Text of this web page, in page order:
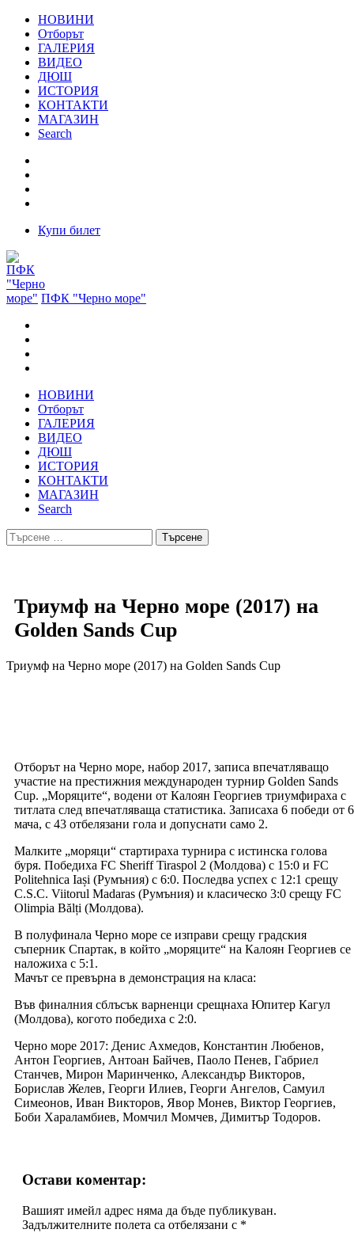
НОВИНИ
Отборът
ГАЛЕРИЯ
ВИДЕО
ДЮШ
ИСТОРИЯ
КОНТАКТИ
МАГАЗИН
Search
Купи билет
ПФК "Черно море"
НОВИНИ
Отборът
ГАЛЕРИЯ
ВИДЕО
ДЮШ
ИСТОРИЯ
КОНТАКТИ
МАГАЗИН
Search
Търсене
за:
Триумф на Черно море (2017) на
Golden Sands Cup
Триумф на Черно море (2017) на Golden Sands Cup
Отборът на Черно море, набор 2017, записа впечатляващо
участие на престижния международен турнир Golden Sands
Cup. „Моряците“, водени от Калоян Георгиев триумфираха с
титлата след впечатляваща статистика. Записаха 6 победи от 6
мача, с 43 отбелязани гола и допуснати само 2.
Малките „моряци“ стартираха турнира с истинска голова
буря. Победиха FC Sheriff Tiraspol 2 (Молдова) с 15:0 и FC
Politehnica Iași (Румъния) с 6:0. Последва успех с 12:1 срещу
C.S.C. Viitorul Madaras (Румъния) и класическо 3:0 срещу FC
Olimpia Bălți (Молдова).
В полуфинала Черно море се изправи срещу градския
съперник Спартак, в който „моряците“ на Калоян Георгиев се
наложиха с 5:1.
Мачът се превърна в демонстрация на класа:
Във финалния сблъсък варненци срещнаха Юпитер Кагул
(Молдова), когото победиха с 2:0.
Черно море 2017: Денис Ахмедов, Константин Любенов,
Антон Георгиев, Антоан Байчев, Паоло Пенев, Габриел
Станчев, Мирон Маринченко, Александър Викторов,
Борислав Желев, Георги Илиев, Георги Ангелов, Самуил
Симеонов, Иван Викторов, Явор Монев, Виктор Георгиев,
Боби Хараламбиев, Момчил Момчев, Димитър Тодоров.
Остави коментар:
Вашият имейл адрес няма да бъде публикуван.
Задължителните полета са отбелязани с *